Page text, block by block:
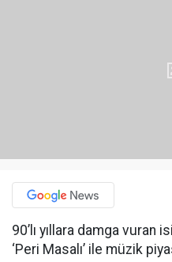
90’lı yıllara damga vuran
‘Peri Masalı’ ile müzik